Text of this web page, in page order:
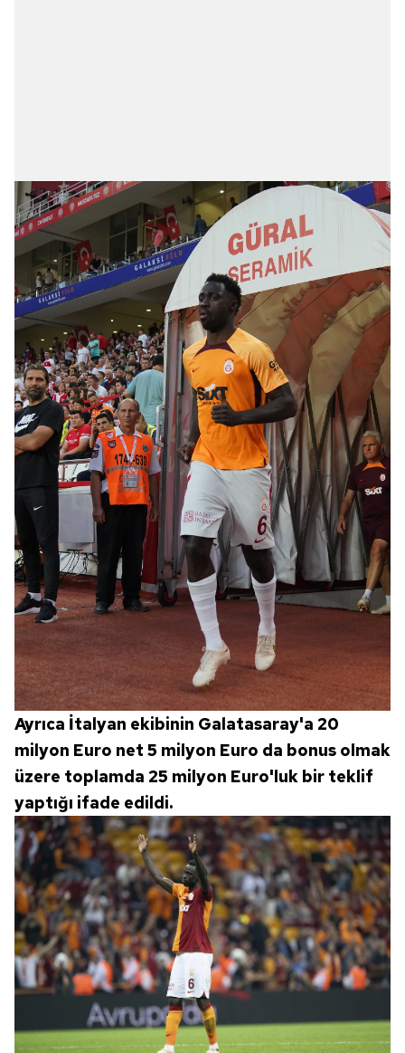
Ayrıca İtalyan ekibinin Galatasaray'a 20
milyon Euro net 5 milyon Euro da bonus olmak
üzere toplamda 25 milyon Euro'luk bir teklif
yaptığı ifade edildi.